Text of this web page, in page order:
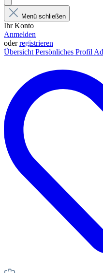
Menü schließen
Ihr Konto
Anmelden
oderregistrieren
Übersicht Persönliches Profil